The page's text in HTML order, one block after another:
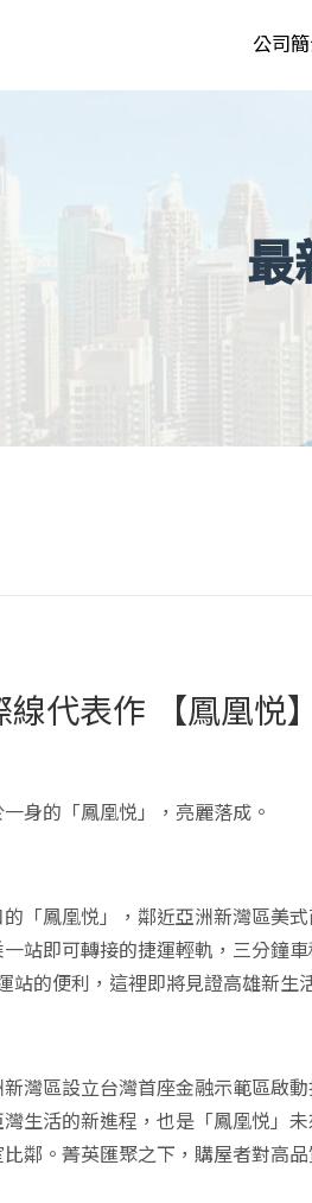
公司
最
線代表作 【鳳凰
身的「鳳凰悦」，亮麗落成。
「鳳凰悦」，鄰近亞洲新灣區美
站即可轉接的捷運輕軌，三分鐘
的便利，這裡即將見證高雄新生
灣區設立台灣首座金融示範區啟
生活的新進程，也是「鳳凰悦」
鄰。菁英匯聚之下，購屋者對高